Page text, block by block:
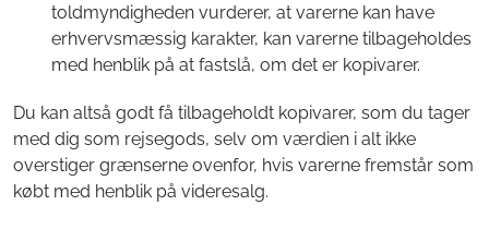
toldmyndigheden vurderer, at varerne kan have
erhvervsmæssig karakter, kan varerne tilbageholdes
med henblik på at fastslå, om det er kopivarer.
Du kan altså godt få tilbageholdt kopivarer, som du tager
med dig som rejsegods, selv om værdien i alt ikke
overstiger grænserne ovenfor, hvis varerne fremstår som
købt med henblik på videresalg.